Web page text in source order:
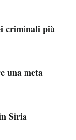
criminali più
una meta
Siria